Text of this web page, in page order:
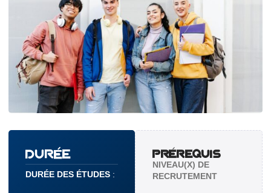
DURÉE
DURÉE DES ÉTUDES :
PRÉREQUIS
NIVEAU(X) DE
RECRUTEMENT